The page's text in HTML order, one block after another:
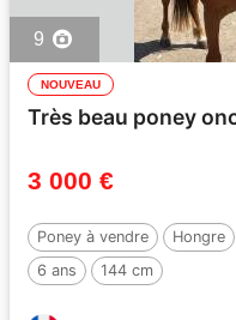
9
NOUVEAU
Très beau poney
3 000 €
Poney à vendre Hongre
6 ans
144 cm